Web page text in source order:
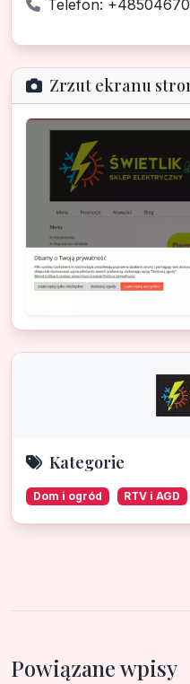
Telefon:
Zrzut ekranu
Kategorie
Dom i ogród RTV i AGD
Powiązane wpisy